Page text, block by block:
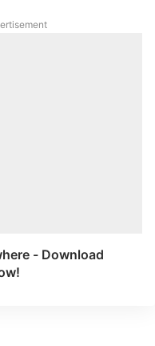
- Download